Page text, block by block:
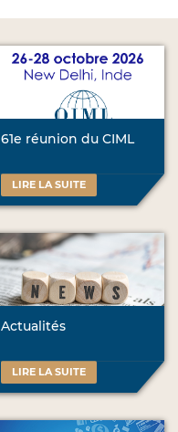
61e réunion du CIML
LIRE LA SUITE
Actualités
LIRE LA SUITE